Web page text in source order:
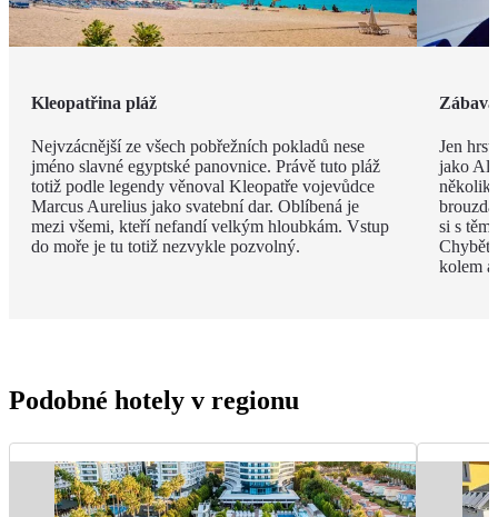
Kleopatřina pláž
Nejvzácnější ze všech pobřežních pokladů nese
jméno slavné egyptské panovnice. Právě tuto pláž
totiž podle legendy věnoval Kleopatře vojevůdce
Marcus Aurelius jako svatební dar. Oblíbená je
mezi všemi, kteří nefandí velkým hloubkám. Vstup
do moře je tu totiž nezvykle pozvolný.
Jen
jako
si s
Chybět
kolem
Podobné hotely v regionu